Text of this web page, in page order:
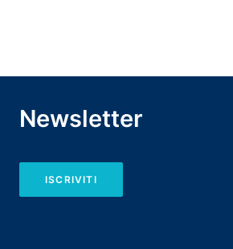
Newsletter
ISCRIVITI